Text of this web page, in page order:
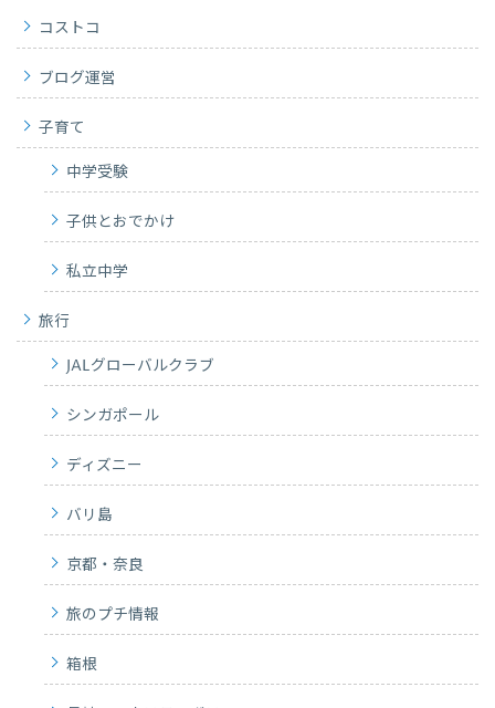
コストコ
ブログ運営
子育て
中学受験
子供とおでかけ
私立中学
旅行
JALグローバルクラブ
シンガポール
ディズニー
バリ島
京都・奈良
旅のプチ情報
箱根